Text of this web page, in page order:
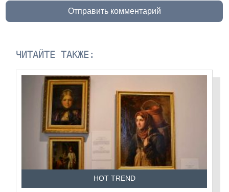
Отправить комментарий
ЧИТАЙТЕ ТАКЖЕ:
HOT TREND